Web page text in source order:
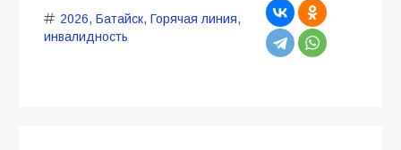
2026, Батайск, Горячая линия,
инвалидность